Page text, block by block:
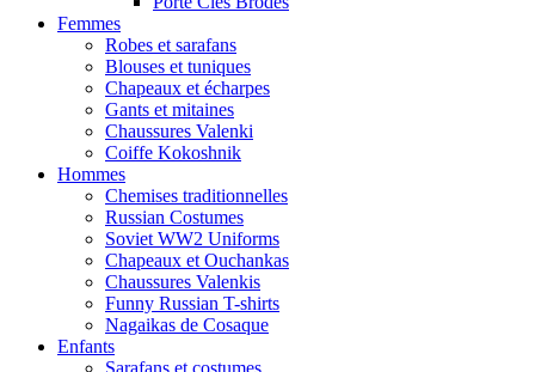
Femmes
Robes et sarafans
Blouses et tuniques
Chapeaux et écharpes
Gants et mitaines
Chaussures Valenki
Coiffe Kokoshnik
Hommes
Chemises traditionnelles
Russian Costumes
Soviet WW2 Uniforms
Chapeaux et Ouchankas
Chaussures Valenkis
Funny Russian T-shirts
Nagaikas de Cosaque
Enfants